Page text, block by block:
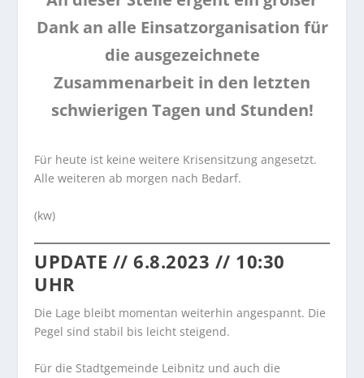
Dank an alle Einsatzorganisation für
die ausgezeichnete
Zusammenarbeit in den letzten
schwierigen Tagen und Stunden!
Für heute ist keine weitere Krisensitzung angesetzt.
Alle weiteren ab morgen nach Bedarf.
(kw)
UPDATE // 6.8.2023 // 10:30
UHR
Die Lage bleibt momentan weiterhin angespannt. Die
Pegel sind stabil bis leicht steigend.
Für die Stadtgemeinde Leibnitz und auch die